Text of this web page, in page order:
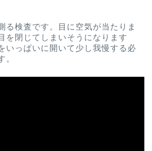
る検査です。目に空気が当たりま
を閉じてしまいそうになります
いっぱいに開いて少し我慢する必
。